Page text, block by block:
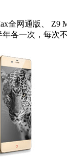
网通版、 Z9
各一次，每次